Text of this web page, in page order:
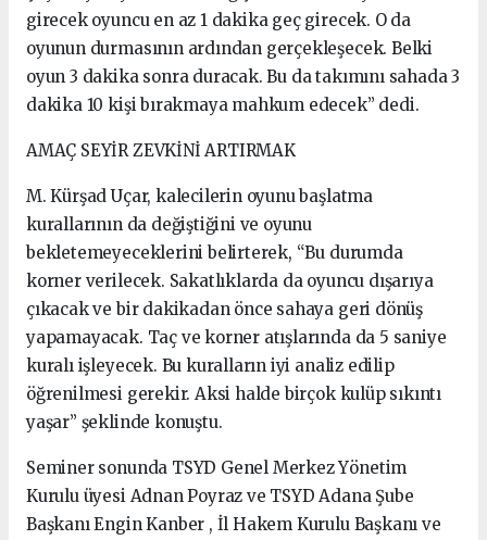
girecek oyuncu en az 1 dakika geç girecek. O da
oyunun durmasının ardından gerçekleşecek. Belki
oyun 3 dakika sonra duracak. Bu da takımını sahada 3
dakika 10 kişi bırakmaya mahkum edecek” dedi.
AMAÇ SEYİR ZEVKİNİ ARTIRMAK
M. Kürşad Uçar, kalecilerin oyunu başlatma
kurallarının da değiştiğini ve oyunu
bekletemeyeceklerini belirterek, “Bu durumda
korner verilecek. Sakatlıklarda da oyuncu dışarıya
çıkacak ve bir dakikadan önce sahaya geri dönüş
yapamayacak. Taç ve korner atışlarında da 5 saniye
kuralı işleyecek. Bu kuralların iyi analiz edilip
öğrenilmesi gerekir. Aksi halde birçok kulüp sıkıntı
yaşar” şeklinde konuştu.
Seminer sonunda TSYD Genel Merkez Yönetim
Kurulu üyesi Adnan Poyraz ve TSYD Adana Şube
Başkanı Engin Kanber , İl Hakem Kurulu Başkanı ve